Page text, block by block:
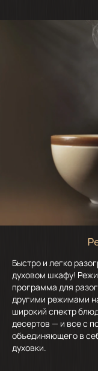
Быстро и легко
духовом шкафу!
программа для
другими режимами
широкий спектр
десертов — и все с
объединяющего в
духовки.